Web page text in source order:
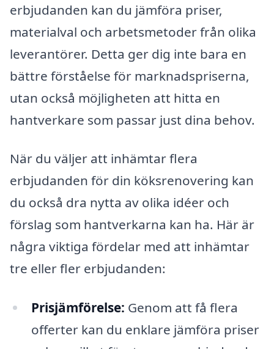
erbjudanden kan du jämföra priser,
materialval och arbetsmetoder från olika
leverantörer. Detta ger dig inte bara en
bättre förståelse för marknadspriserna,
utan också möjligheten att hitta en
hantverkare som passar just dina behov.
När du väljer att inhämtar flera
erbjudanden för din köksrenovering kan
du också dra nytta av olika idéer och
förslag som hantverkarna kan ha. Här är
några viktiga fördelar med att inhämtar
tre eller fler erbjudanden:
Prisjämförelse: Genom att få flera
offerter kan du enklare jämföra priser